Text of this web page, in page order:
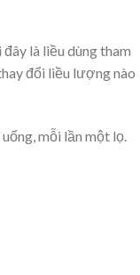
là liều dùng tham
đổi liều lượng nào
mỗi lần một lọ.